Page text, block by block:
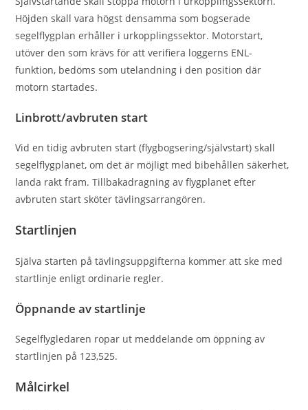
Höjden skall vara högst densamma som bogserade
segelﬂygplan erhåller i urkopplingssektor. Motorstart,
utöver den som krävs för att veriﬁera loggerns ENL-
funktion, bedöms som utelandning i den position där
motorn startades.
Linbrott/avbruten start
Vid en tidig avbruten start (ﬂygbogsering/självstart) skall
segelﬂygplanet, om det är möjligt med bibehållen säkerhet,
landa rakt fram. Tillbakadragning av ﬂygplanet efter
avbruten start sköter tävlingsarrangören.
Startlinjen
Själva starten på tävlingsuppgifterna kommer att ske med
startlinje enligt ordinarie regler.
Öppnande av startlinje
Segelﬂygledaren ropar ut meddelande om öppning av
startlinjen på 123,525.
Målcirkel